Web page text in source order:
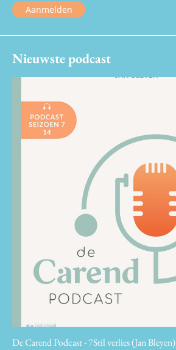
Aanmelden
Nieuwste podcast
De Carend Podcast - 7Stil verlies (Jan Bleyen)